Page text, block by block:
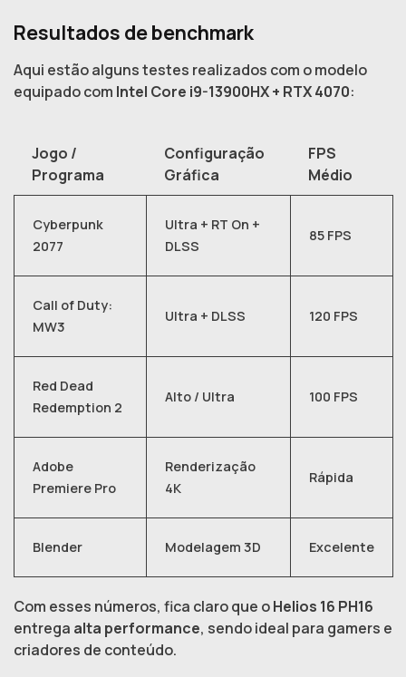
Resultados de benchmark
Aqui estão alguns testes realizados com o modelo
equipado com Intel Core i9-13900HX + RTX 4070:
Jogo /
Programa
Configuração
Gráfica
FPS
Médio
Cyberpunk
2077
Ultra + RT On +
DLSS
85 FPS
Call of Duty:
MW3
Ultra + DLSS 120 FPS
Red Dead
Redemption 2
Alto / Ultra 100 FPS
Adobe
Premiere Pro
Renderização
4K
Rápida
Blender Modelagem 3D Excelente
Com esses números, fica claro que oHelios 16 PH16
entrega alta performance, sendo ideal para gamers e
criadores de conteúdo.